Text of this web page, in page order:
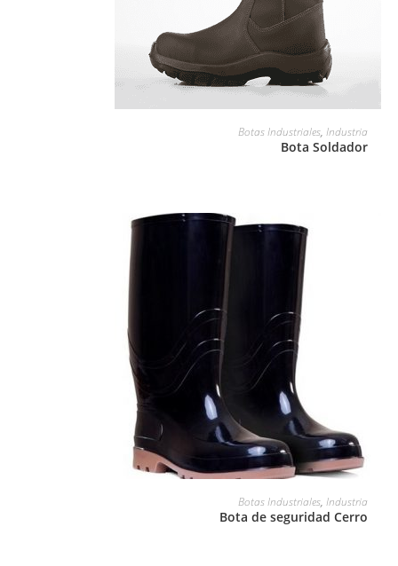
Botas Industriales,Industria
Bota Soldador
Botas Industriales,Industria
Bota de seguridad Cerro